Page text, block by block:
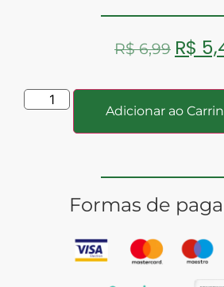
R$6,99 R$
Adicionar ao
Formas de